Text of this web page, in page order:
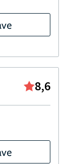
8,6